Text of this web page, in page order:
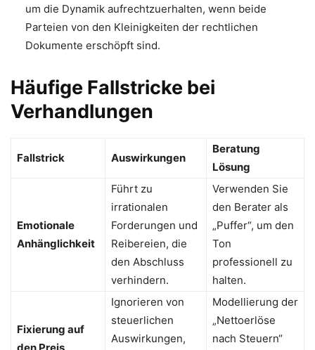
um die Dynamik aufrechtzuerhalten, wenn beide
Parteien von den Kleinigkeiten der rechtlichen
Dokumente erschöpft sind.
Häufige Fallstricke bei
Verhandlungen
Fallstrick Auswirkungen
Beratung
Lösung
Emotionale
Anhänglichkeit
Führt zu
irrationalen
Forderungen und
Reibereien, die
den Abschluss
verhindern.
Verwenden Sie
den Berater als
„Puffer“, um den
Ton
professionell zu
halten.
Fixierung auf
den Preis
Ignorieren von
steuerlichen
Auswirkungen,
Modellierung der
„Nettoerlöse
nach Steuern“